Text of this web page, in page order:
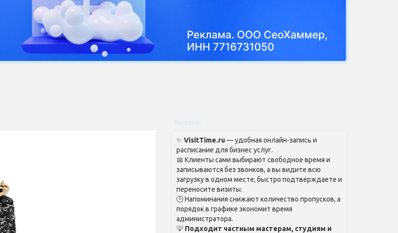
✨ VisitTime.ru— удобная онлайн-запись и
расписание для бизнес услуг.
📅 Клиенты сами выбирают свободное время и
записываются без звонков, а вы видите всю
загрузку в одном месте, быстро подтверждаете и
переносите визиты.
🕒 Напоминания снижают количество пропусков, а
порядок в графике экономит время
администратора.
💡 Подходит частным мастерам, студиям и